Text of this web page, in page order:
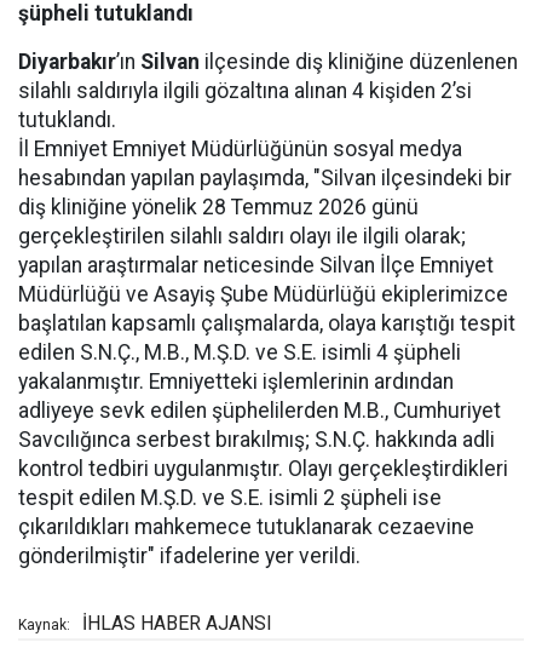
şüpheli tutuklandı
Diyarbakır’ın Silvan ilçesinde diş kliniğine düzenlenen
silahlı saldırıyla ilgili gözaltına alınan 4 kişiden 2’si
tutuklandı.
İl Emniyet Emniyet Müdürlüğünün sosyal medya
hesabından yapılan paylaşımda, "Silvan ilçesindeki bir
diş kliniğine yönelik 28 Temmuz 2026 günü
gerçekleştirilen silahlı saldırı olayı ile ilgili olarak;
yapılan araştırmalar neticesinde Silvan İlçe Emniyet
Müdürlüğü ve Asayiş Şube Müdürlüğü ekiplerimizce
başlatılan kapsamlı çalışmalarda, olaya karıştığı tespit
edilen S.N.Ç., M.B., M.Ş.D. ve S.E. isimli 4 şüpheli
yakalanmıştır. Emniyetteki işlemlerinin ardından
adliyeye sevk edilen şüphelilerden M.B., Cumhuriyet
Savcılığınca serbest bırakılmış; S.N.Ç. hakkında adli
kontrol tedbiri uygulanmıştır. Olayı gerçekleştirdikleri
tespit edilen M.Ş.D. ve S.E. isimli 2 şüpheli ise
çıkarıldıkları mahkemece tutuklanarak cezaevine
gönderilmiştir" ifadelerine yer verildi.
Kaynak: İHLAS HABER AJANSI